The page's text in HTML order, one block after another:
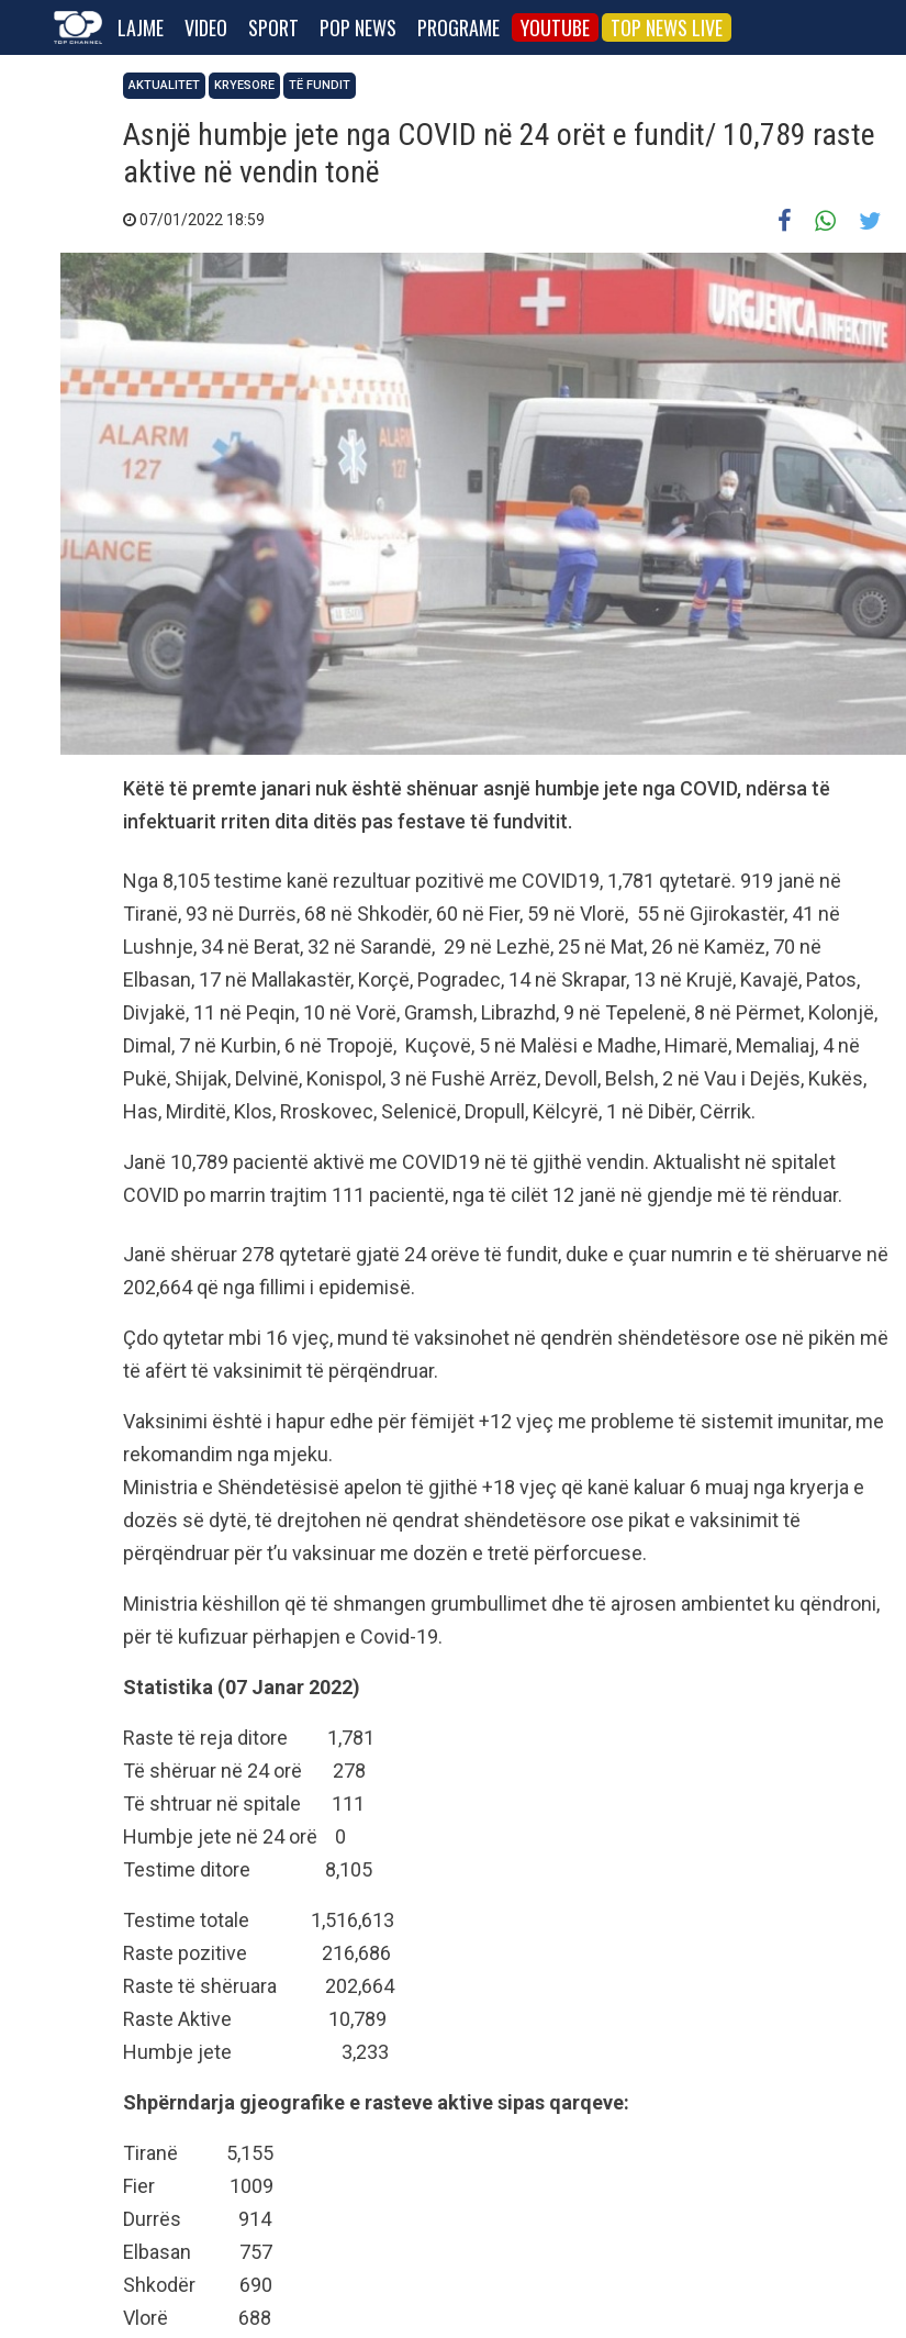
LAJME VIDEO SPORT POP NEWS PROGRAME YOUTUBE TOP NEWS LIVE
AKTUALITET KRYESORE TË FUNDIT
Asnjë humbje jete nga COVID në 24 orët e fundit/ 10,789 raste
aktive në vendin tonë
07/01/2022 18:59
Këtë të premte janari nuk është shënuar asnjë humbje jete nga COVID, ndërsa të
infektuarit rriten dita ditës pas festave të fundvitit.
Nga 8,105 testime kanë rezultuar pozitivë me COVID19, 1,781 qytetarë. 919 janë në
Tiranë, 93 në Durrës, 68 në Shkodër, 60 në Fier, 59 në Vlorë, 55 në Gjirokastër, 41 në
Lushnje, 34 në Berat, 32 në Sarandë, 29 në Lezhë, 25 në Mat, 26 në Kamëz, 70 në
Elbasan, 17 në Mallakastër, Korçë, Pogradec, 14 në Skrapar, 13 në Krujë, Kavajë, Patos,
Divjakë, 11 në Peqin, 10 në Vorë, Gramsh, Librazhd, 9 në Tepelenë, 8 në Përmet, Kolonjë,
Dimal, 7 në Kurbin, 6 në Tropojë, Kuçovë, 5 në Malësi e Madhe, Himarë, Memaliaj, 4 në
Pukë, Shijak, Delvinë, Konispol, 3 në Fushë Arrëz, Devoll, Belsh, 2 në Vau i Dejës, Kukës,
Has, Mirditë, Klos, Rroskovec, Selenicë, Dropull, Këlcyrë, 1 në Dibër, Cërrik.
Janë 10,789 pacientë aktivë me COVID19 në të gjithë vendin. Aktualisht në spitalet
COVID po marrin trajtim 111 pacientë, nga të cilët 12 janë në gjendje më të rënduar.
Janë shëruar 278 qytetarë gjatë 24 orëve të fundit, duke e çuar numrin e të shëruarve në
202,664 që nga fillimi i epidemisë.
Çdo qytetar mbi 16 vjeç, mund të vaksinohet në qendrën shëndetësore ose në pikën më
të afërt të vaksinimit të përqëndruar.
Vaksinimi është i hapur edhe për fëmijët +12 vjeç me probleme të sistemit imunitar, me
rekomandim nga mjeku.
Ministria e Shëndetësisë apelon të gjithë +18 vjeç që kanë kaluar 6 muaj nga kryerja e
dozës së dytë, të drejtohen në qendrat shëndetësore ose pikat e vaksinimit të
përqëndruar për t’u vaksinuar me dozën e tretë përforcuese.
Ministria këshillon që të shmangen grumbullimet dhe të ajrosen ambientet ku qëndroni,
për të kufizuar përhapjen e Covid-19.
Statistika (07 Janar 2022)
Raste të reja ditore 1,781
Të shëruar në 24 orë 278
Të shtruar në spitale 111
Humbje jete në 24 orë 0
Testime ditore 8,105
Testime totale 1,516,613
Raste pozitive 216,686
Raste të shëruara 202,664
Raste Aktive 10,789
Humbje jete 3,233
Shpërndarja gjeografike e rasteve aktive sipas qarqeve:
Tiranë 5,155
Fier 1009
Durrës 914
Elbasan 757
Shkodër 690
Vlorë 688